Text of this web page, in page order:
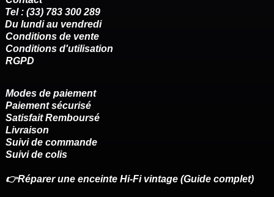
Tel : (33) 783 300 289
Du lundi au vendredi
Conditions de vente
Conditions d'utilisation
RGPD
Modes de paiement
Paiement sécurisé
Satisfait Remboursé
Livraison
Suivi de commande
Suivi de colis
👉Réparer une enceinte Hi-Fi vintage (Guide complet)